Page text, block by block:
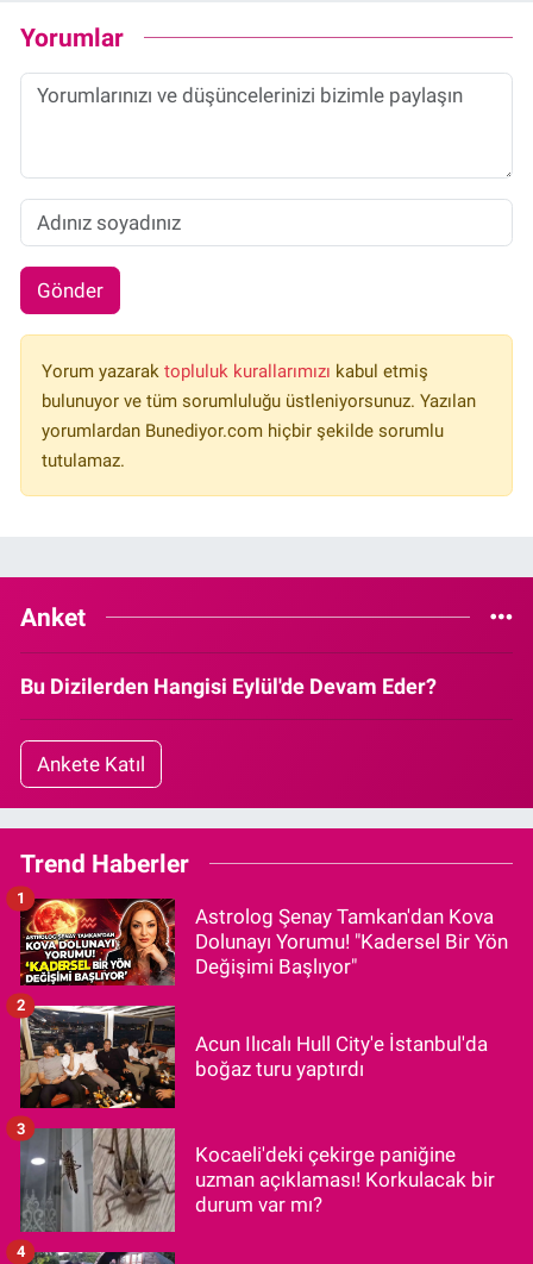
Yorumlar
Gönder
Yorum yazarak topluluk kurallarımızı kabul etmiş
bulunuyor ve tüm sorumluluğu üstleniyorsunuz. Yazılan
yorumlardan Bunediyor.com hiçbir şekilde sorumlu
tutulamaz.
Anket
Bu Dizilerden Hangisi Eylül'de Devam Eder?
Ankete Katıl
Trend Haberler
Astrolog Şenay Tamkan'dan Kova
Dolunayı Yorumu! "Kadersel Bir Yön
Değişimi Başlıyor"
1
Acun Ilıcalı Hull City'e İstanbul'da
boğaz turu yaptırdı
2
Kocaeli'deki çekirge paniğine
uzman açıklaması! Korkulacak bir
durum var mı?
3
4